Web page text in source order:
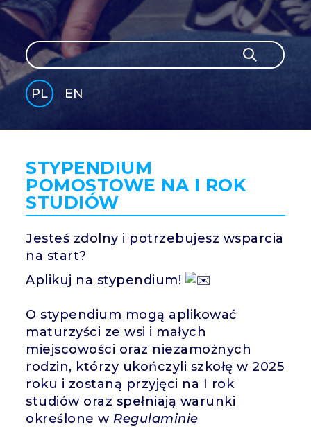
Szukaj
Szukaj
PL
EN
SH
STYPENDIUM
POMOSTOWE NA I ROK
STUDIÓW
Jesteś zdolny i potrzebujesz wsparcia
na start?
Aplikuj na stypendium!
O stypendium mogą aplikować
maturzyści ze wsi i małych
miejscowości oraz niezamożnych
rodzin, którzy ukończyli szkołę w 2025
roku i zostaną przyjęci na I rok
studiów oraz spełniają warunki
określone w Regulaminie